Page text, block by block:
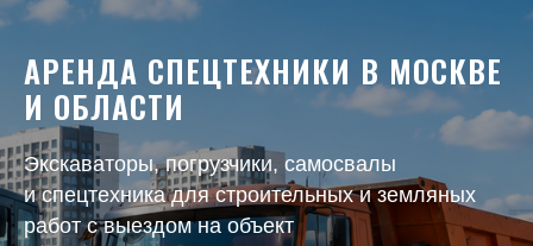
АРЕНДА СПЕЦТЕХНИКИ В МОСКВЕ
И ОБЛАСТИ
Экскаваторы, погрузчики, самосвалы
и спецтехника для строительных и земляных
работ с выездом на объект